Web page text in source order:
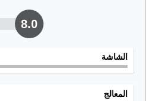
8.0
الشاشة
المعالج